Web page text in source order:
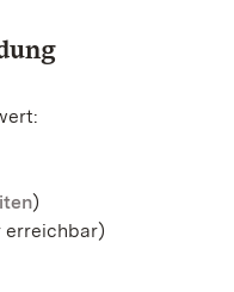
)
erreichbar)